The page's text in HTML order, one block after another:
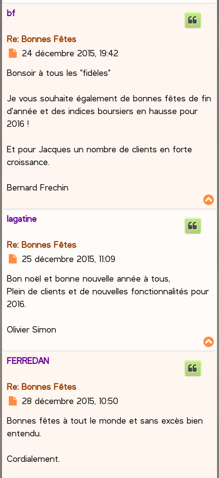
bf
Re: Bonnes Fêtes
M
s
a
e
24 décembre 2015, 19:42
Bonsoir à tous les "fidèles"
Je vous souhaite également de bonnes fêtes de fin
d'année et des indices boursiers en hausse pour
2016 !
Et pour Jacques un nombre de clients en forte
croissance.
Bernard Frechin
lagatine
Re: Bonnes Fêtes
M
s
s
a
25 décembre 2015, 11:09
Bon noël et bonne nouvelle année à tous,
Plein de clients et de nouvelles fonctionnalités pour
2016.
Olivier Simon
FERREDAN
Re: Bonnes Fêtes
M
s
s
e
28 décembre 2015, 10:50
Bonnes fêtes à tout le monde et sans excès bien
entendu.
Cordialement.